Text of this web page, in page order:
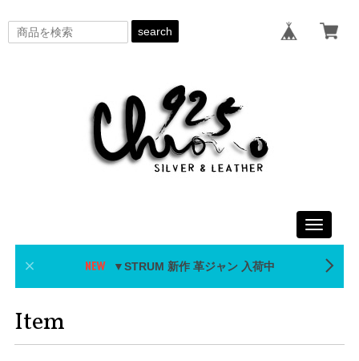
search
Toggle
▼STRUM 新作 革ジャン 入荷中
Item